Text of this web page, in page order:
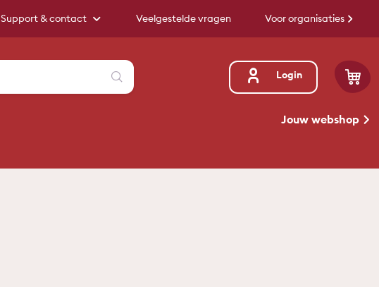
Support & contact Veelgestelde vragen Voor organisaties
Zoeken Login
Jouw webshop